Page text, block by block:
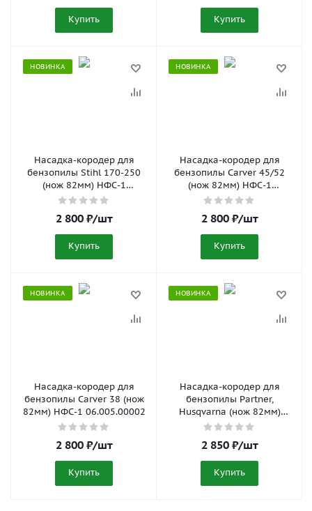
Купить Купить
НОВИНКА
Насадка-кородер для
бензопилы Stihl 170-250
(нож 82мм) НФС-1
06.005.00008
2 800₽/шт
Купить
НОВИНКА
Насадка-кородер для
бензопилы Carver 45/52
(нож 82мм) НФС-1
06.005.00004
2 800₽/шт
Купить
НОВИНКА
Насадка-кородер для
бензопилы Carver 38 (нож
82мм) НФС-1 06.005.00002
2 800₽/шт
Купить
НОВИНКА
Насадка-кородер для
бензопилы Partner,
Husqvarna (нож 82мм)
НФС-1 06.005.00006
2 850₽/шт
Купить